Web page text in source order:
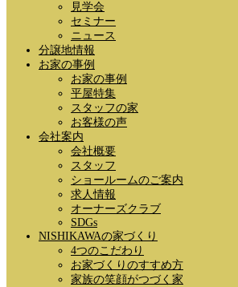
見学会
セミナー
ニュース
分譲地情報
お家の事例
お家の事例
平屋特集
スタッフの家
お客様の声
会社案内
会社概要
スタッフ
ショールームのご案内
求人情報
オーナーズクラブ
SDGs
NISHIKAWAの家づくり
4つのこだわり
お家づくりのすすめ方
家族の笑顔がつづく家